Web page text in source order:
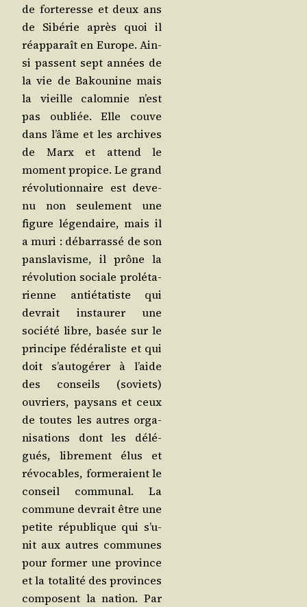
de for­te­resse et deux ans
de Sibé­rie après quoi il
réap­pa­raît en Europe. Ain­
si passent sept années de
la vie de Bakou­nine mais
la vieille calom­nie n’est
pas oubliée. Elle couve
dans l’âme et les archives
de Marx et attend le
moment pro­pice. Le grand
révo­lu­tion­naire est deve­
nu non seule­ment une
figure légen­daire, mais il
a muri : débar­ras­sé de son
pan­sla­visme, il prône la
révo­lu­tion sociale pro­lé­ta­
rienne anti­éta­tiste qui
devrait ins­tau­rer une
socié­té libre, basée sur le
prin­cipe fédé­ra­liste et qui
doit s’au­to­gé­rer à l’aide
des conseils (soviets)
ouvriers, pay­sans et ceux
de toutes les autres orga­
ni­sa­tions dont les délé­
gués, libre­ment élus et
révo­cables, for­me­raient le
conseil com­mu­nal. La
com­mune devrait être une
petite répu­blique qui s’u­
nit aux autres com­munes
pour for­mer une pro­vince
et la tota­li­té des pro­vinces
com­posent la nation. Par